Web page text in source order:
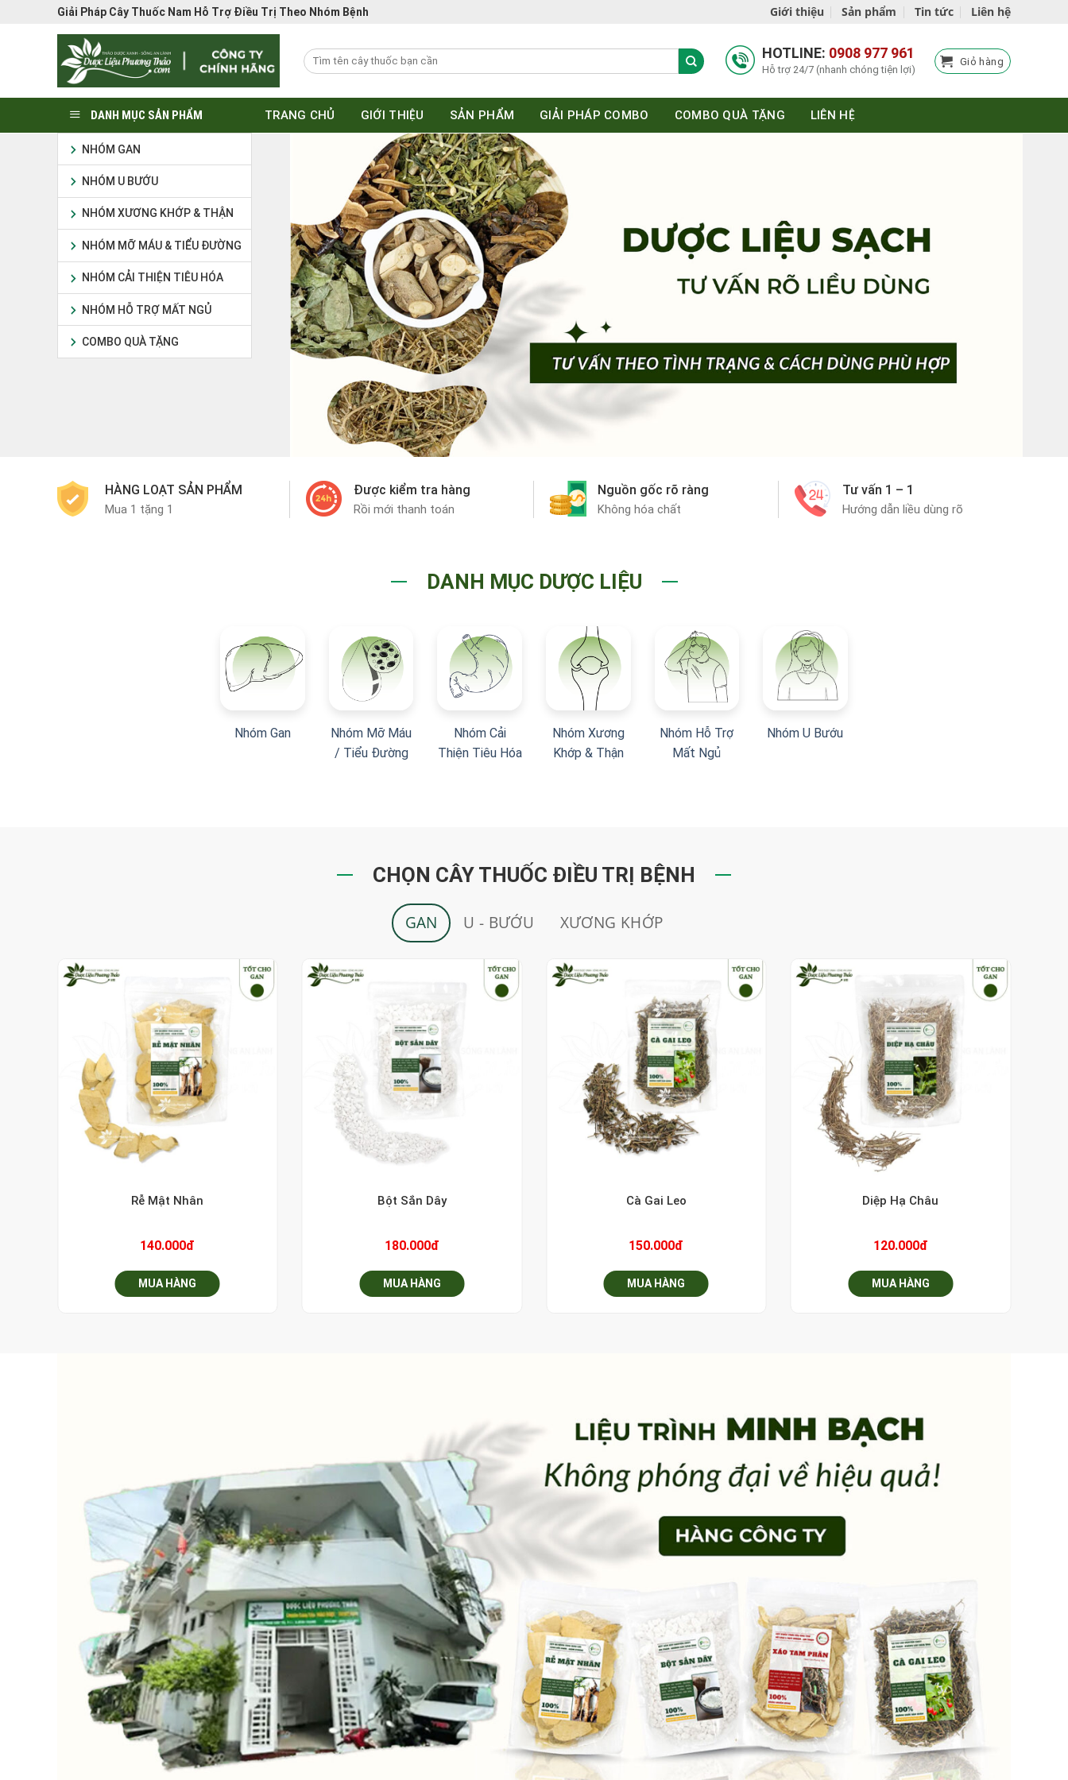
Giải Pháp Cây Thuốc Nam Hỗ Trợ Điều Trị Theo Nhóm Bệnh Giới thiệu Sản phẩm Tin tức Liên hệ
HOTLINE: 0908 977 961
Hỗ trợ 24/7 (nhanh chóng tiện lợi)
Giỏ hàng
DANH MỤC SẢN PHẨM
NHÓM GAN
NHÓM U BƯỚU
NHÓM XƯƠNG KHỚP & THẬN
NHÓM MỠ MÁU & TIỂU ĐƯỜNG
NHÓM CẢI THIỆN TIÊU HÓA
NHÓM HỖ TRỢ MẤT NGỦ
COMBO QUÀ TẶNG
TRANG CHỦ GIỚI THIỆU SẢN PHẨM GIẢI PHÁP COMBO COMBO QUÀ TẶNG LIÊN HỆ
HÀNG LOẠT SẢN PHẨM
Mua 1 tặng 1
Được kiểm tra hàng
Rồi mới thanh toán
Nguồn gốc rõ ràng
Không hóa chất
Tư vấn 1 – 1
Hướng dẫn liều dùng rõ
DANH MỤC DƯỢC LIỆU
Nhóm Gan
Nhóm Mỡ Máu
/ Tiểu Đường
Nhóm Cải
Thiện Tiêu Hóa
Nhóm Xương
Khớp & Thận
Nhóm Hỗ Trợ
Mất Ngủ
Nhóm U Bướu
CHỌN CÂY THUỐC ĐIỀU TRỊ BỆNH
GAN U - BƯỚU XƯƠNG KHỚP
Rễ Mật Nhân
140.000đ
MUA HÀNG
Bột Sắn Dây
180.000đ
MUA HÀNG
Cà Gai Leo
150.000đ
MUA HÀNG
Diệp Hạ Châu
120.000đ
MUA HÀNG